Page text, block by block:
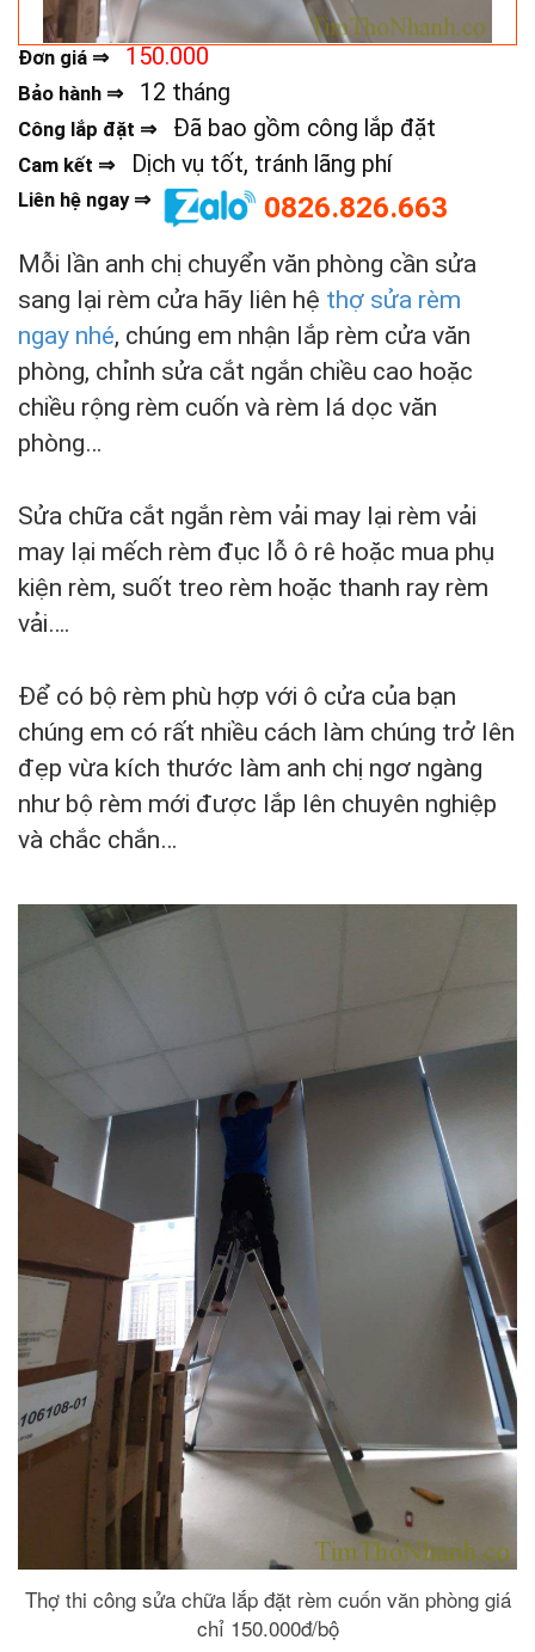
Đơn giá ⇒ 150.000
Bảo hành ⇒ 12 tháng
Công lắp đặt ⇒ Đã bao gồm công lắp đặt
Cam kết ⇒ Dịch vụ tốt, tránh lãng phí
Liên hệ ngay ⇒ 0826.826.663
Mỗi lần anh chị chuyển văn phòng cần sửa
sang lại rèm cửa hãy liên hệ thợ sửa rèm
ngay nhé, chúng em nhận lắp rèm cửa văn
phòng, chỉnh sửa cắt ngắn chiều cao hoặc
chiều rộng rèm cuốn và rèm lá dọc văn
phòng…
Sửa chữa cắt ngắn rèm vải may lại rèm vải
may lại mếch rèm đục lỗ ô rê hoặc mua phụ
kiện rèm, suốt treo rèm hoặc thanh ray rèm
vải….
Để có bộ rèm phù hợp với ô cửa của bạn
chúng em có rất nhiều cách làm chúng trở lên
đẹp vừa kích thước làm anh chị ngơ ngàng
như bộ rèm mới được lắp lên chuyên nghiệp
và chắc chắn…
Thợ thi công sửa chữa lắp đặt rèm cuốn văn phòng giá
chỉ 150.000đ/bộ